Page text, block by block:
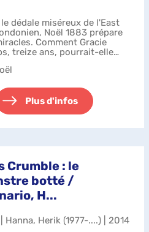
le dédale miséreux de l'East
Noël 1883 prépare
Comment Gracie
treize ans, pourrait-elle
à retrouver son âne ?
Plus d'infos
Crumble : le
botté /
H...
Hanna, Herik (1977-....) | 2014